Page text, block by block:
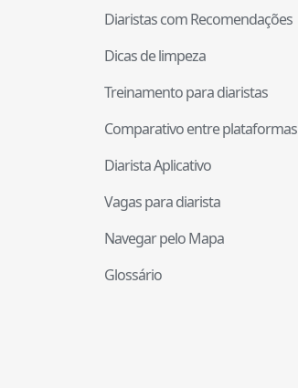
Diaristas com Recomendações
Dicas de limpeza
Treinamento para diaristas
Comparativo entre plataformas
Diarista Aplicativo
Vagas para diarista
Navegar pelo Mapa
Glossário